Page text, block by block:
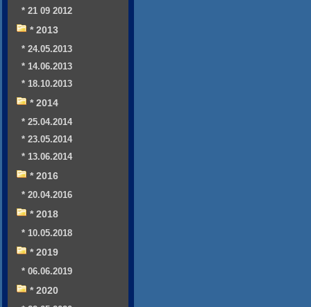
* 21 09 2012
* 2013
* 24.05.2013
* 14.06.2013
* 18.10.2013
* 2014
* 25.04.2014
* 23.05.2014
* 13.06.2014
* 2016
* 20.04.2016
* 2018
* 10.05.2018
* 2019
* 06.06.2019
* 2020